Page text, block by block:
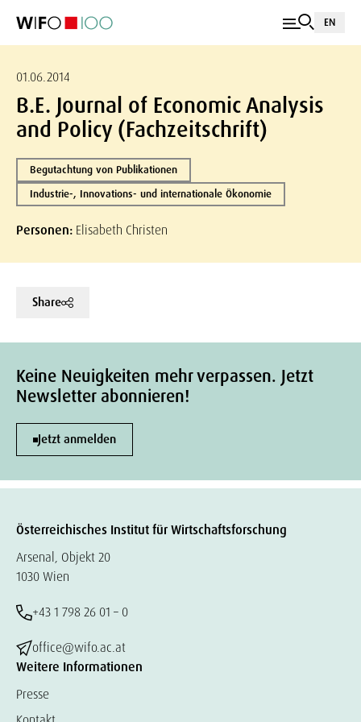
EN
01.06.2014
B.E. Journal of Economic Analysis
and Policy (Fachzeitschrift)
Begutachtung von Publikationen
Industrie-, Innovations- und internationale Ökonomie
Personen: Elisabeth Christen
Share
Keine Neuigkeiten mehr verpassen. Jetzt
Newsletter abonnieren!
Jetzt anmelden
Österreichisches Institut für Wirtschaftsforschung
Arsenal, Objekt 20
1030 Wien
+43 1 798 26 01 – 0
office@wifo.ac.at
Weitere Informationen
Presse